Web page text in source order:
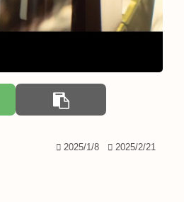
2025/1/8 2025/2/21